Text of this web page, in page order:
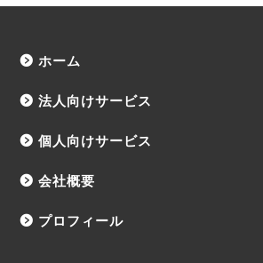
ホーム
法人向けサービス
個人向けサービス
会社概要
プロフィール